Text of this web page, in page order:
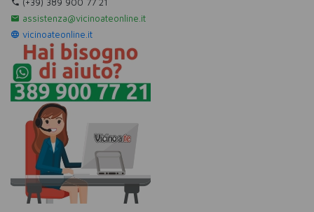
(+39) 389 900 77 21
assistenza@vicinoateonline.it
vicinoateonline.it